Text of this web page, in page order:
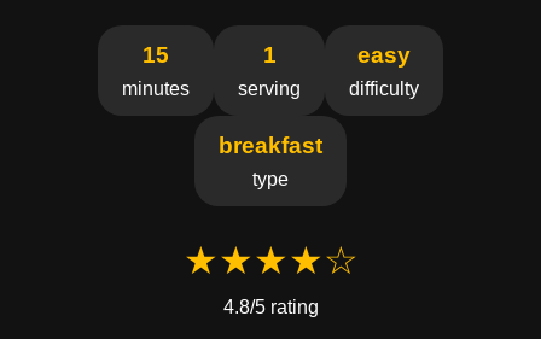
15
minutes
1
serving
easy
difficulty
breakfast
type
★★★★☆
4.8/5 rating